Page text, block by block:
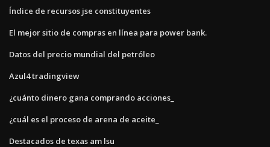
Índice de recursos jse constituyentes
El mejor sitio de compras en línea para power bank.
Datos del precio mundial del petróleo
Azul4 tradingview
¿cuánto dinero gana comprando acciones_
¿cuál es el proceso de arena de aceite_
Destacados de texas am lsu